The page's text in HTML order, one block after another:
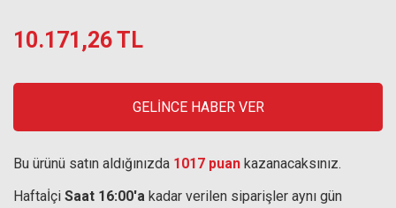
10.171,26 TL
GELİNCE HABER VER
Bu ürünü satın aldığınızda 1017 puan kazanacaksınız.
Haftaİçi Saat 16:00'a kadar verilen siparişler aynı gün